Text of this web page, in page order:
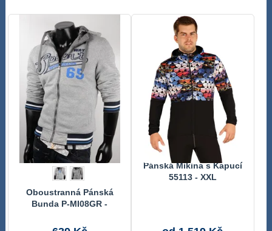
Oboustranná Pánská
Bunda P-MI08GR -
Pánská Mikina s Kapucí
55113 - XXL